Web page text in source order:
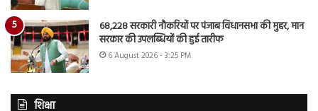
68,228 सरकारी नौकरियों पर पंजाब विधानसभा की मुहर, मान
सरकार की उपलब्धियों की हुई तारीफ
6 August 2026 - 3:25 PM
शिक्षा